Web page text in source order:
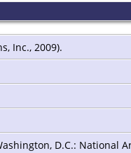
Inc., 2009).
D.C.: National